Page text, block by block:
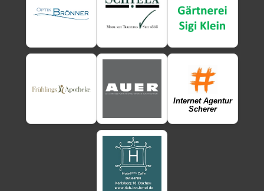
Internet Agentur
Scherer